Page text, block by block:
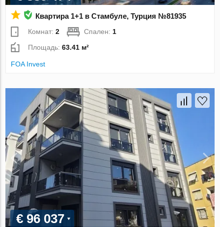
Квартира 1+1 в Стамбуле, Турция №81935
Комнат:2 Спален: 1
Площадь:63.41 м²
FOA Invest
€ 96 037